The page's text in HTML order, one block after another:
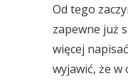
Od tego
zapewne już
więcej
wyjawić, że w